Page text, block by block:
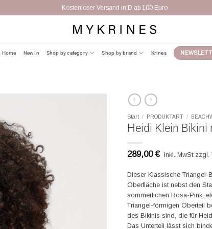
Kostenloser Versand in D ab 100 Euro
Home New In Shop by category Shop by brand Krines
Start / PRODUKTART /
Heidi Klein Bikini
289,00€ inkl. MwSt zzgl.
Dieser Klassische Triangel-
Oberfläche ist nebst den
sommerlichen Rosa-Pink,
Triangel-förmigen Oberteil
des Bikinis sind, die für
Das Unterteil lässt sich